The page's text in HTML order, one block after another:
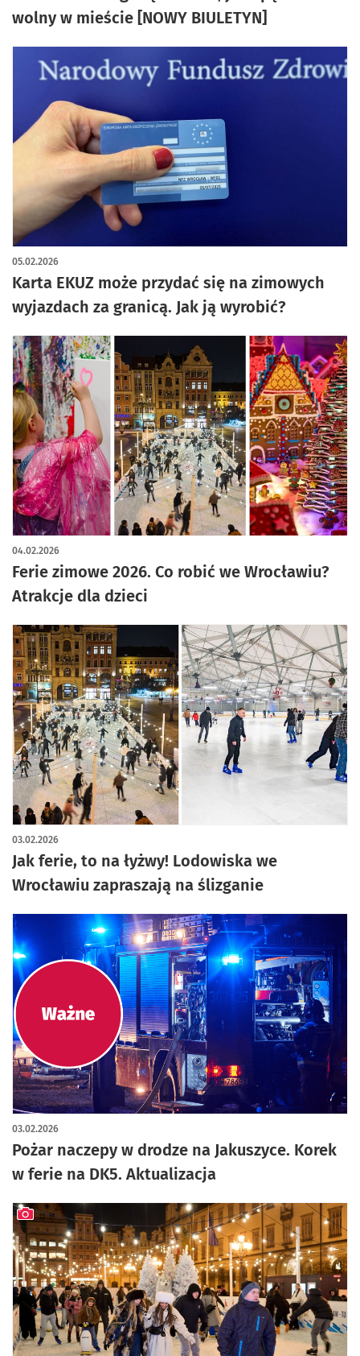
wolny w mieście [NOWY BIULETYN]
Karta EKUZ może przydać się na zimowych
wyjazdach za granicą. Jak ją wyrobić?
05.02.2026
Ferie zimowe 2026. Co robić we Wrocławiu?
Atrakcje dla dzieci
04.02.2026
Jak ferie, to na łyżwy! Lodowiska we
Wrocławiu zapraszają na ślizganie
03.02.2026
Pożar naczepy w drodze na Jakuszyce. Korek
w ferie na DK5. Aktualizacja
03.02.2026